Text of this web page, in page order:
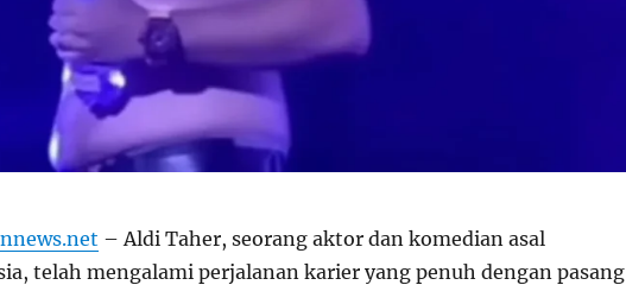
– Aldi Taher, seorang aktor dan komedian asal
telah mengalami perjalanan karier yang penuh dengan pasang